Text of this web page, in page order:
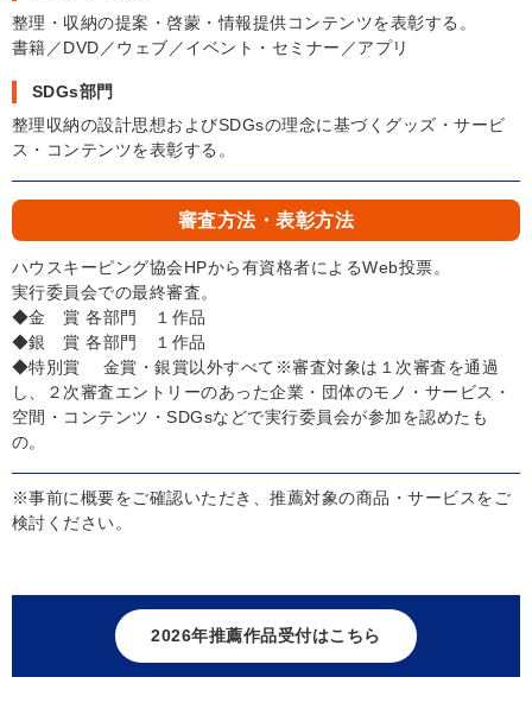
整理・収納の提案・啓蒙・情報提供コンテンツを表彰する。
書籍／DVD／ウェブ／イベント・セミナー／アプリ
SDGs部門
整理収納の設計思想およびSDGsの理念に基づくグッズ・サービ
ス・コンテンツを表彰する。
審査方法・表彰方法
ハウスキーピング協会HPから有資格者によるWeb投票。
実行委員会での最終審査。
◆金 賞 各部門 １作品
◆銀 賞 各部門 １作品
◆特別賞 金賞・銀賞以外すべて※審査対象は１次審査を通過
し、２次審査エントリーのあった企業・団体のモノ・サービス・
空間・コンテンツ・SDGsなどで実行委員会が参加を認めたも
の。
※事前に概要をご確認いただき、推薦対象の商品・サービスをご
検討ください。
2026年推薦作品受付はこちら